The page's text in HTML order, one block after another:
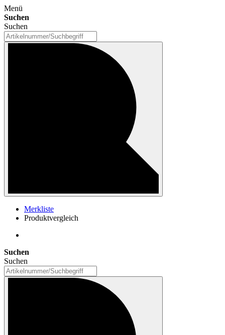
Menü
Suchen
Suchen
Merkliste
Produktvergleich
Suchen
Suchen